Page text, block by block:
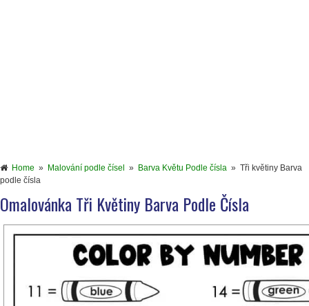
Home » Malování podle čísel » Barva Květu Podle čísla » Tři květiny Barva
podle čísla
Omalovánka Tři Květiny Barva Podle Čísla